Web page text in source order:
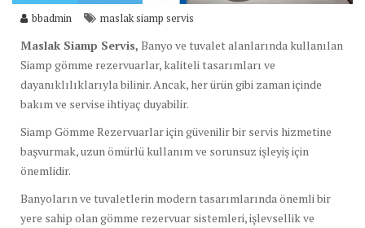
bbadmin maslak siamp servis
Maslak Siamp Servis, Banyo ve tuvalet alanlarında kullanılan
Siamp gömme rezervuarlar, kaliteli tasarımları ve
dayanıklılıklarıyla bilinir. Ancak, her ürün gibi zaman içinde
bakım ve servise ihtiyaç duyabilir.
Siamp Gömme Rezervuarlar için güvenilir bir servis hizmetine
başvurmak, uzun ömürlü kullanım ve sorunsuz işleyiş için
önemlidir.
Banyoların ve tuvaletlerin modern tasarımlarında önemli bir
yere sahip olan gömme rezervuar sistemleri, işlevsellik ve